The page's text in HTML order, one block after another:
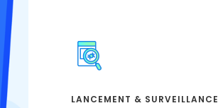
LANCEMENT & SURVEILLANCE